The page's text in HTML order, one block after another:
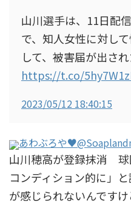
山川選手は、11日配
で、知人女性に対し
して、被害届が出さ
https://t.co/
2023/05/12 18:40:15
あわぶろや♥️
山川穂高が登録抹消 球
コンディション的に」
が感じられないんです